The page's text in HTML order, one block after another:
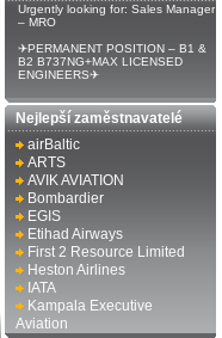
Urgently looking for: Sales Manager
– MRO
✈PERMANENT POSITION – B1 &
B2 B737NG+MAX LICENSED
ENGINEERS✈
Nejlepší zaměstnavatelé
airBaltic
ARTS
AVIK AVIATION
Bombardier
EGIS
Etihad Airways
First 2 Resource Limited
Heston Airlines
IATA
Kampala Executive
Aviation